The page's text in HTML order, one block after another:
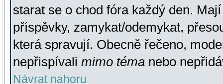
starat se o chod fóra každý den.
příspěvky, zamykat/odemykat,
která spravují. Obecně řečeno,
nepřispívali mimo téma nebo
Návrat nahoru